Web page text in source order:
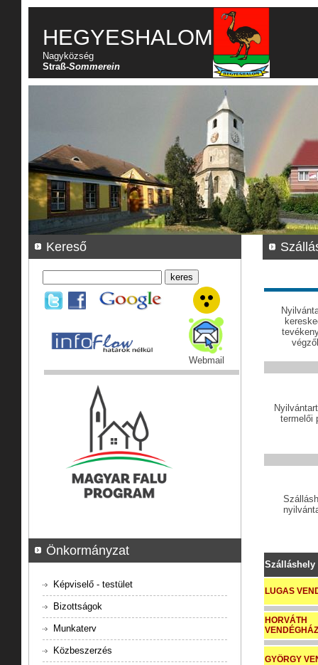
HEGYESHALOM
Nagyközség
Straß-Sommerein
termelői
Szálláshely
LUGAS
HORVÁTH
VENDÉGHÁZ
GYÖRGY
Kereső
Webmail
Önkormányzat
Képviselő - testület
Bizottságok
Munkaterv
Közbeszerzés